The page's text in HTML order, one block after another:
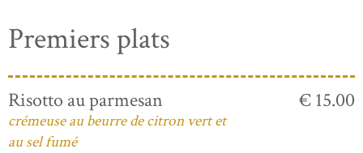
Premiers plats
Risotto au parmesan
crémeuse au beurre de citron vert et
au sel fumé
€ 15.00